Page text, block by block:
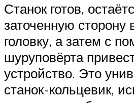
Станок готов,
заточенную сторону
головку, а затем с
шуруповёрта
устройство. Это
станок-кольцевик,